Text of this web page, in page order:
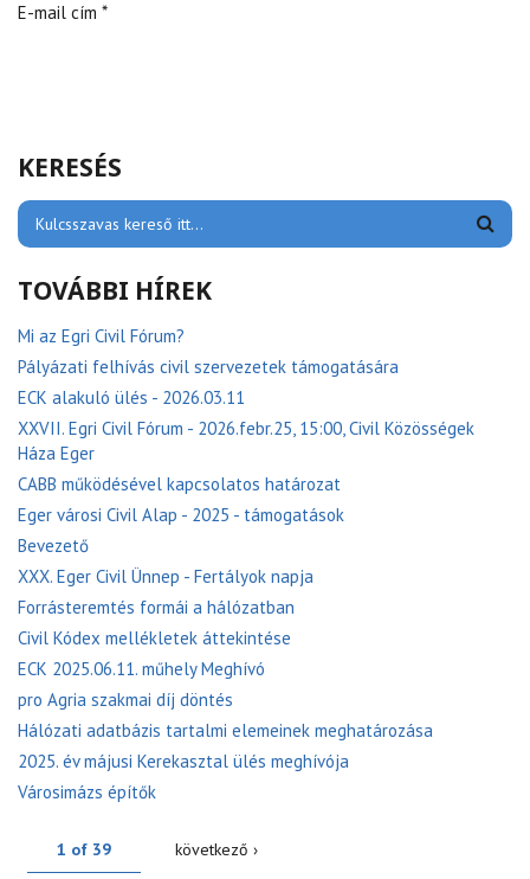
E-mail cím *
KERESÉS
TOVÁBBI HÍREK
Mi az Egri Civil Fórum?
Pályázati felhívás civil szervezetek támogatására
ECK alakuló ülés - 2026.03.11
XXVII. Egri Civil Fórum - 2026.febr.25, 15:00, Civil Közösségek
Háza Eger
CABB működésével kapcsolatos határozat
Eger városi Civil Alap - 2025 - támogatások
Bevezető
XXX. Eger Civil Ünnep - Fertályok napja
Forrásteremtés formái a hálózatban
Civil Kódex mellékletek áttekintése
ECK 2025.06.11. műhely Meghívó
pro Agria szakmai díj döntés
Hálózati adatbázis tartalmi elemeinek meghatározása
2025. év májusi Kerekasztal ülés meghívója
Városimázs építők
1 of 39 következő ›